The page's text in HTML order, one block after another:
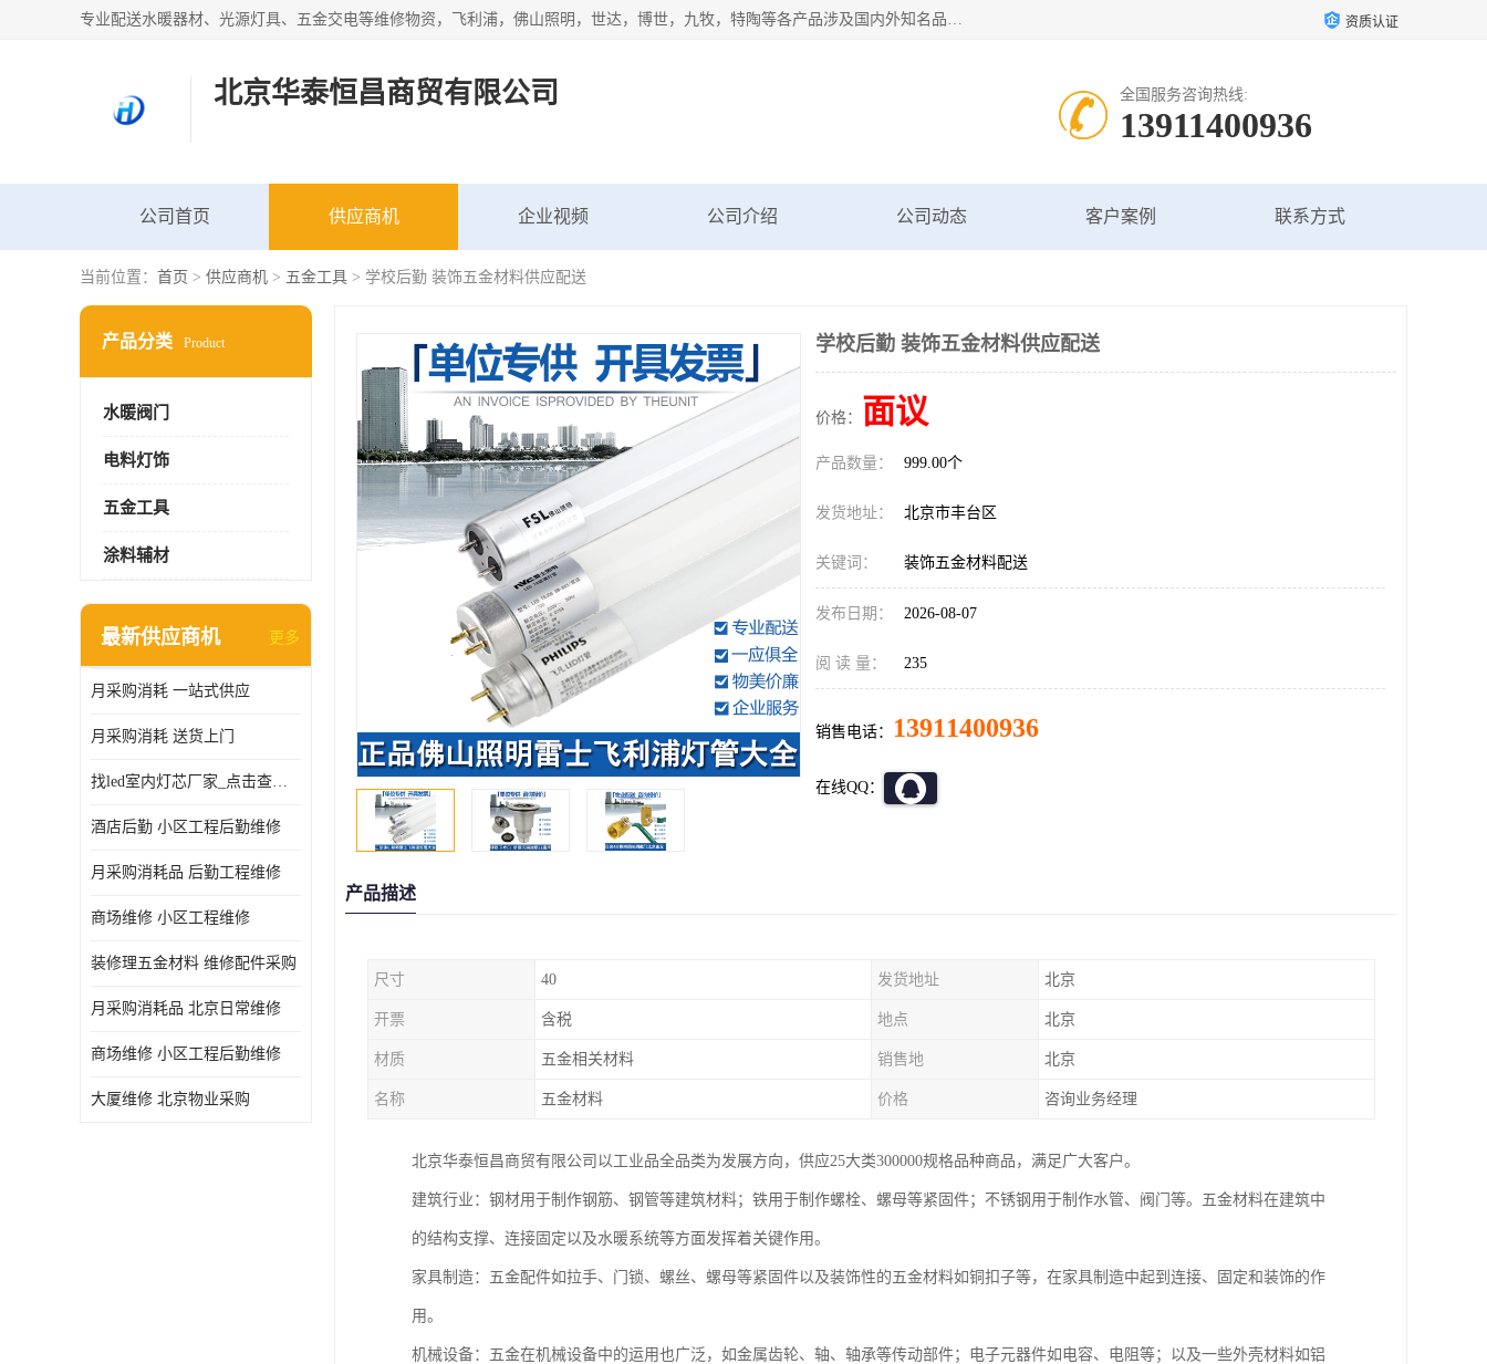
专业配送水暖器材、光源灯具、五金交电等维修物资，飞利浦，佛山照明，世达，博世，九牧，特陶等各产品涉及国内外知名品牌。公司专注与物业、学校、酒店、工厂等单位合作，提供一站式配送服务，降低客户综合成本。依托电子商务改变传统模式，以专业的团队为客户提供24H物资配送到达，货到月结、统一开票，便捷退换等服务，提高了企业的运营效率。 资质认证
北京华泰恒昌商贸有限公司 全国服务咨询热线:
13911400936
公司首页 供应商机 企业视频 公司介绍 公司动态 客户案例 联系方式
当前位置： 首页 > 供应商机 > 五金工具 > 学校后勤 装饰五金材料供应配送
产品分类 Product
水暖阀门
电料灯饰
五金工具
涂料辅材
最新供应商机 更多
月采购消耗 一站式供应
月采购消耗 送货上门
找led室内灯芯厂家_点击查看更多
酒店后勤 小区工程后勤维修
月采购消耗品 后勤工程维修
商场维修 小区工程维修
装修理五金材料 维修配件采购
月采购消耗品 北京日常维修
商场维修 小区工程后勤维修
大厦维修 北京物业采购
学校后勤 装饰五金材料供应配送
价格： 面议
产品数量： 999.00个
发货地址： 北京市丰台区
关键词： 装饰五金材料配送
发布日期： 2026-08-07
阅 读 量： 235
销售电话： 13911400936
在线QQ：
产品描述
尺寸 40 发货地址 北京
开票 含税 地点 北京
材质 五金相关材料 销售地 北京
名称 五金材料 价格 咨询业务经理
北京华泰恒昌商贸有限公司以工业品全品类为发展方向，供应25大类300000规格品种商品，满足广大客户。
建筑行业：钢材用于制作钢筋、钢管等建筑材料；铁用于制作螺栓、螺母等紧固件；不锈钢用于制作水管、阀门等。五金材料在建筑中
的结构支撑、连接固定以及水暖系统等方面发挥着关键作用。
家具制造：五金配件如拉手、门锁、螺丝、螺母等紧固件以及装饰性的五金材料如铜扣子等，在家具制造中起到连接、固定和装饰的作
用。
机械设备：五金在机械设备中的运用也广泛，如金属齿轮、轴、轴承等传动部件；电子元器件如电容、电阻等；以及一些外壳材料如铝